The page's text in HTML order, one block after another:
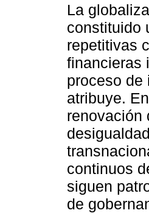
La
constituido
repetitivas
financieras
proceso de
atribuye.
renovación
continuos
siguen
de